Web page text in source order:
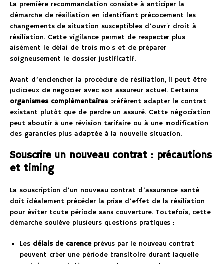
La première recommandation consiste à anticiper la
démarche de résiliation en identifiant précocement les
changements de situation susceptibles d’ouvrir droit à
résiliation. Cette vigilance permet de respecter plus
aisément le délai de trois mois et de préparer
soigneusement le dossier justificatif.
Avant d’enclencher la procédure de résiliation, il peut être
judicieux de négocier avec son assureur actuel. Certains
organismes complémentairespréfèrent adapter le contrat
existant plutôt que de perdre un assuré. Cette négociation
peut aboutir à une révision tarifaire ou à une modification
des garanties plus adaptée à la nouvelle situation.
Souscrire un nouveau contrat : précautions
et timing
La souscription d’un nouveau contrat d’assurance santé
doit idéalement précéder la prise d’effet de la résiliation
pour éviter toute période sans couverture. Toutefois, cette
démarche soulève plusieurs questions pratiques :
Les délais de carenceprévus par le nouveau contrat
peuvent créer une période transitoire durant laquelle